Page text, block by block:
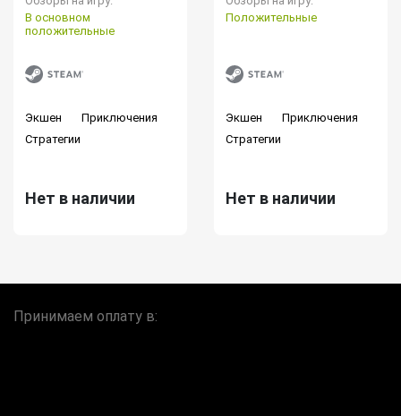
В основном
положительные
Экшен
Приключения
Стратегии
Нет в наличии
Положительные
Экшен
Приключения
Стратегии
Нет в наличии
Принимаем оплату в: